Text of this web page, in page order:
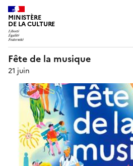
MINISTÈRE
DE LA CULTURE
Fête de la musique
21 juin